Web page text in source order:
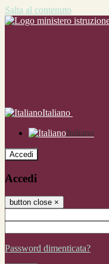
Salta al contenuto
Italiano
Italiano
Accedi
Accedi
button close ×
Password dimenticata?